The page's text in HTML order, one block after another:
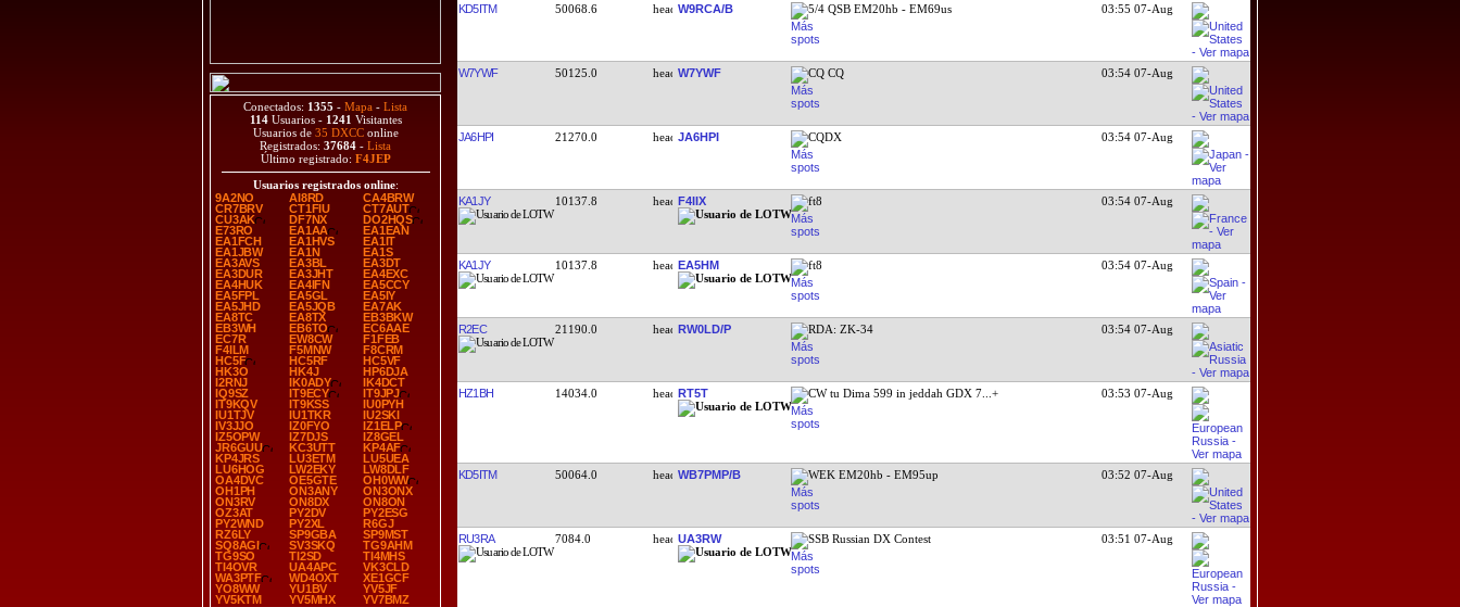
Conectados: 1355 - Mapa - Lista
114Usuarios - 1241 Visitantes
Usuarios de 35 DXCConline
Registrados: 37684 - Lista
Último registrado: F4JEP
Usuarios registrados online:
9A2NO
AI8RD
CA4BRW
CR7BRV
CT1FIU
CT7AUT
CU3AK
DF7NX
DO2HQS
E73RO
EA1AA
EA1EAN
EA1FCH
EA1HVS
EA1IT
EA1JBW
EA1N
EA1S
EA3AVS
EA3BL
EA3DT
EA3DUR
EA3JHT
EA4EXC
EA4HUK
EA4IFN
EA5CCY
EA5FPL
EA5GL
EA5IY
EA5JHD
EA5JQB
EA7AK
EA8TC
EA8TX
EB3BKW
EB3WH
EB6TO
EC6AAE
EC7R
EW8CW
F1FEB
F4ILM
F5MNW
F8CRM
HC5F
HC5RF
HC5VF
HK3O
HK4J
HP6DJA
I2RNJ
IK0ADY
IK4DCT
IQ9SZ
IT9ECY
IT9JPJ
IT9KQV
IT9KSS
IU0PYH
IU1TJV
IU1TKR
IU2SKI
IV3JJO
IZ0FYO
IZ1ELP
IZ5OPW
IZ7DJS
IZ8GEL
JR6GUU
KC3UTT
KP4AF
KP4JRS
LU3ETM
LU5UEA
LU6HOG
LW2EKY
LW8DLF
OA4DVC
OE5GTE
OH0WW
OH1PH
ON3ANY
ON3ONX
ON3RV
ON8DX
ON8ON
OZ3AT
PY2DV
PY2ESG
PY2WND
PY2XL
R6GJ
RZ6LY
SP9GBA
SP9MST
SQ8AGI
SV3SKQ
TG9AHM
TG9SO
TI2SD
TI4MHS
TI4OVR
UA4APC
VK3CLD
WA3PTF
WD4OXT
XE1GCF
YO8WW
YU1BV
YV5JF
YV5KTM
YV5MHX YV7BMZ
KD5ITM 50068.6 W9RCA/B 5/4 QSB EM20hb - EM69us 03:55 07-Aug
W7YWF 50125.0 W7YWF CQ CQ 03:54 07-Aug
JA6HPI 21270.0 JA6HPI CQDX 03:54 07-Aug
KA1JY 10137.8 F4IIX ft8 03:54 07-Aug
KA1JY 10137.8 EA5HM ft8 03:54 07-Aug
R2EC 21190.0 RW0LD/P RDA: ZK-34 03:54 07-Aug
HZ1BH 14034.0 RT5T CW tu Dima 599 in jeddah GDX 7 ...+ 03:53 07-Aug
KD5ITM 50064.0 WB7PMP/B WEK EM20hb - EM95up 03:52 07-Aug
RU3RA 7084.0 UA3RW SSB Russian DX Contest 03:51 07-Aug